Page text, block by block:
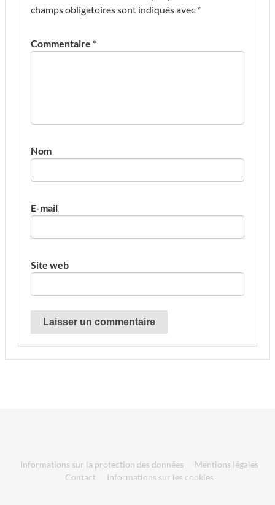
champs obligatoires sont indiqués avec *
Commentaire *
Nom
E-mail
Site web
Informations sur la protection des données
Mentions légales
Contact
Informations sur les cookies